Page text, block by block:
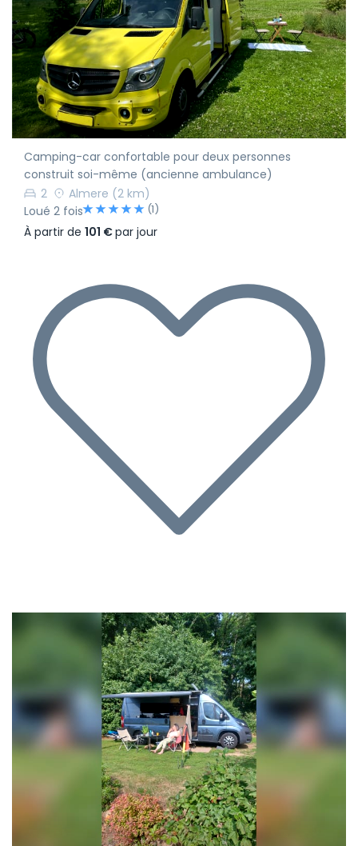
Camping-car confortable pour deux personnes
construit soi-même (ancienne ambulance)
2
Almere (2 km)
Loué 2 fois
(1)
À partir de 101 €par jour